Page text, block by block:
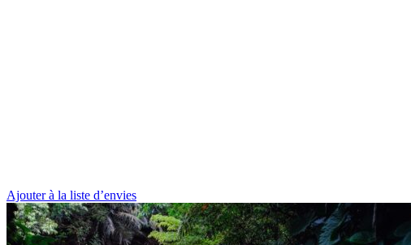
Ajouter à la liste d’envies